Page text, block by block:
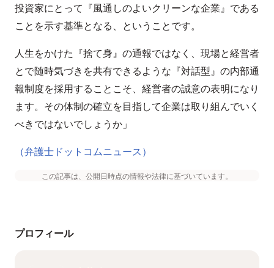
投資家にとって『風通しのよいクリーンな企業』である
ことを示す基準となる、ということです。
人生をかけた『捨て身』の通報ではなく、現場と経営者
とで随時気づきを共有できるような『対話型』の内部通
報制度を採用することこそ、経営者の誠意の表明になり
ます。その体制の確立を目指して企業は取り組んでいく
べきではないでしょうか」
（弁護士ドットコムニュース）
この記事は、公開日時点の情報や法律に基づいています。
プロフィール